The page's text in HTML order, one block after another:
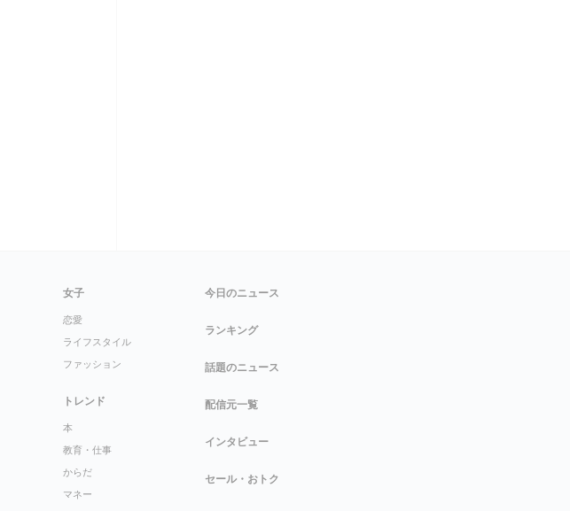
女子
恋愛
ライフスタイル
ファッション
トレンド
本
教育・仕事
からだ
マネー
今日のニュース
ランキング
話題のニュース
配信元一覧
インタビュー
セール・おトク